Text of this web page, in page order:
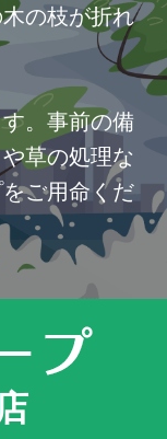
の枝が折れ
。事前の備
草の処理な
ご用命くだ